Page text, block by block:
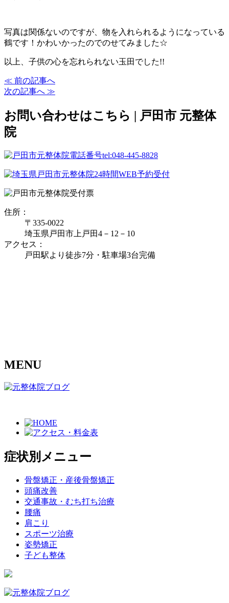
写真は関係ないのですが、物を入れられるようになっている
鶴です！かわいかったのでのせてみました☆
以上、子供の心を忘れられない玉田でした!!
≪ 前の記事へ
次の記事へ ≫
お問い合わせはこちら | 戸田市 元整体
院
住所：
〒335‐0022
埼玉県戸田市上戸田4－12－10
アクセス：
戸田駅より徒歩7分・駐車場3台完備
MENU
症状別メニュー
骨盤矯正・産後骨盤矯正
頭痛改善
交通事故・むち打ち治療
腰痛
肩こり
スポーツ治療
姿勢矯正
子ども整体